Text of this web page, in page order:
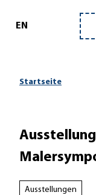
EN
Merkzettel
Suche
Startseite
Ausstellungen